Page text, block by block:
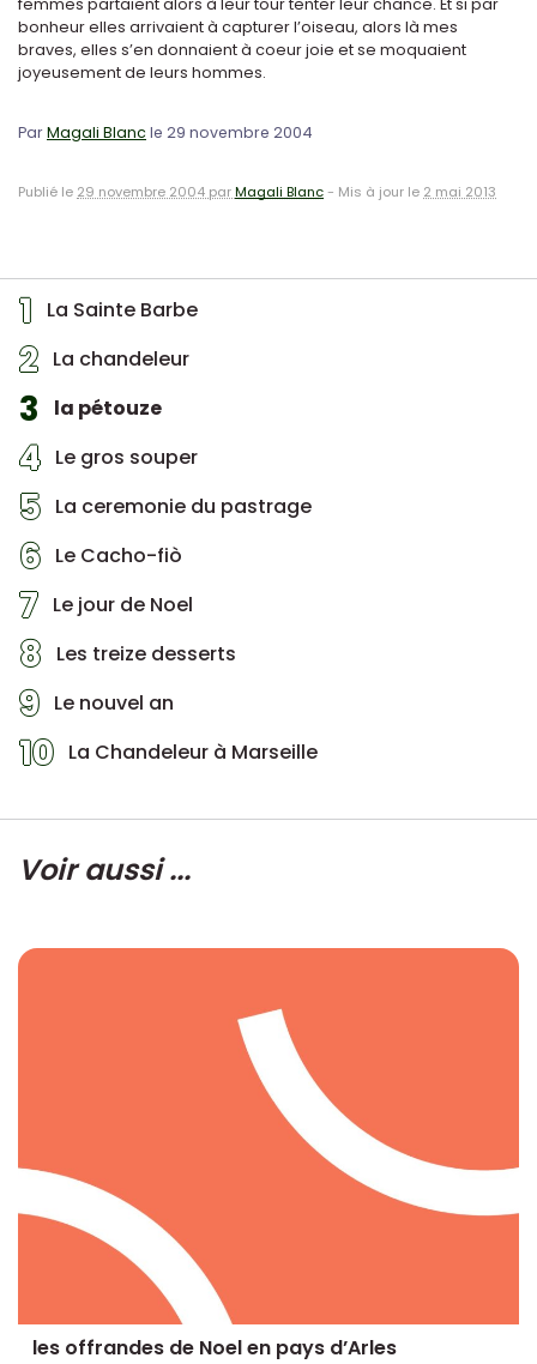
1 La Sainte Barbe
2 La chandeleur
3 la pétouze
4 Le gros souper
5 La ceremonie du pastrage
6 Le Cacho-fiò
7 Le jour de Noel
8 Les treize desserts
9 Le nouvel an
10 La Chandeleur à Marseille
femmes partaient alors à leur tour tenter leur chance. Et si par
bonheur elles arrivaient à capturer l’oiseau, alors là mes
braves, elles s’en donnaient à coeur joie et se moquaient
joyeusement de leurs hommes.
ParMagali Blanc le 29 novembre 2004
Publié le 29 novembre 2004 parMagali Blanc- Mis à jour le 2 mai 2013
Voir aussi ...
les offrandes de Noel en pays d’Arles